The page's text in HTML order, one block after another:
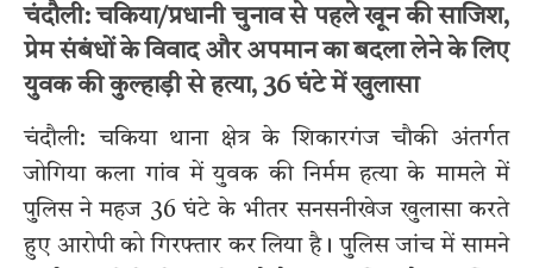
चंदौली: चकिया/प्रधानी चुनाव से पहले खून की साजिश,
प्रेम संबंधों के विवाद और अपमान का बदला लेने के लिए
युवक की कुल्हाड़ी से हत्या, 36 घंटे में खुलासा
चंदौली: चकिया थाना क्षेत्र के शिकारगंज चौकी अंतर्गत
जोगिया कला गांव में युवक की निर्मम हत्या के मामले में
पुलिस ने महज 36 घंटे के भीतर सनसनीखेज खुलासा करते
हुए आरोपी को गिरफ्तार कर लिया है। पुलिस जांच में सामने